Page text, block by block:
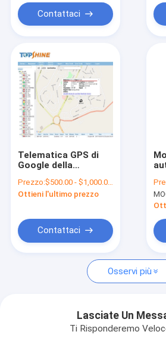
Prodotti
Video
Su di noi
Contattaci
Notizie
Chiedi un preventivo
Sistema di allarme astuto
tracciamento libero
di GPS
Contattaci
Telematica GPS di
Google della
che segue il CPU
della piattaforma 2
Prezzo:$500.00 - $1,000.00/Pieces
Ottieni l'ultimo prezzo
Contattaci
Osservi più
Lasciate Un
Ti Risponderemo